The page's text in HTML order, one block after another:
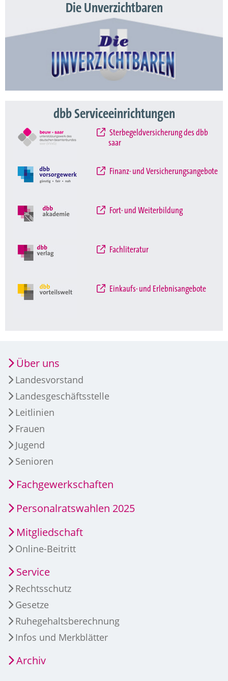
Die Unverzichtbaren
dbb Serviceeinrichtungen
Sterbegeldversicherung des dbb
saar
Finanz- und Versicherungsangebote
Fort- und Weiterbildung
Fachliteratur
Einkaufs- und Erlebnisangebote
Über uns
Landesvorstand
Landesgeschäftsstelle
Leitlinien
Frauen
Jugend
Senioren
Fachgewerkschaften
Personalratswahlen 2025
Mitgliedschaft
Online-Beitritt
Service
Rechtsschutz
Gesetze
Ruhegehaltsberechnung
Infos und Merkblätter
Archiv